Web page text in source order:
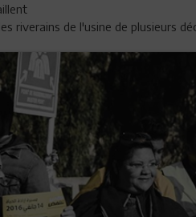
riverains de l'usine de plusieurs